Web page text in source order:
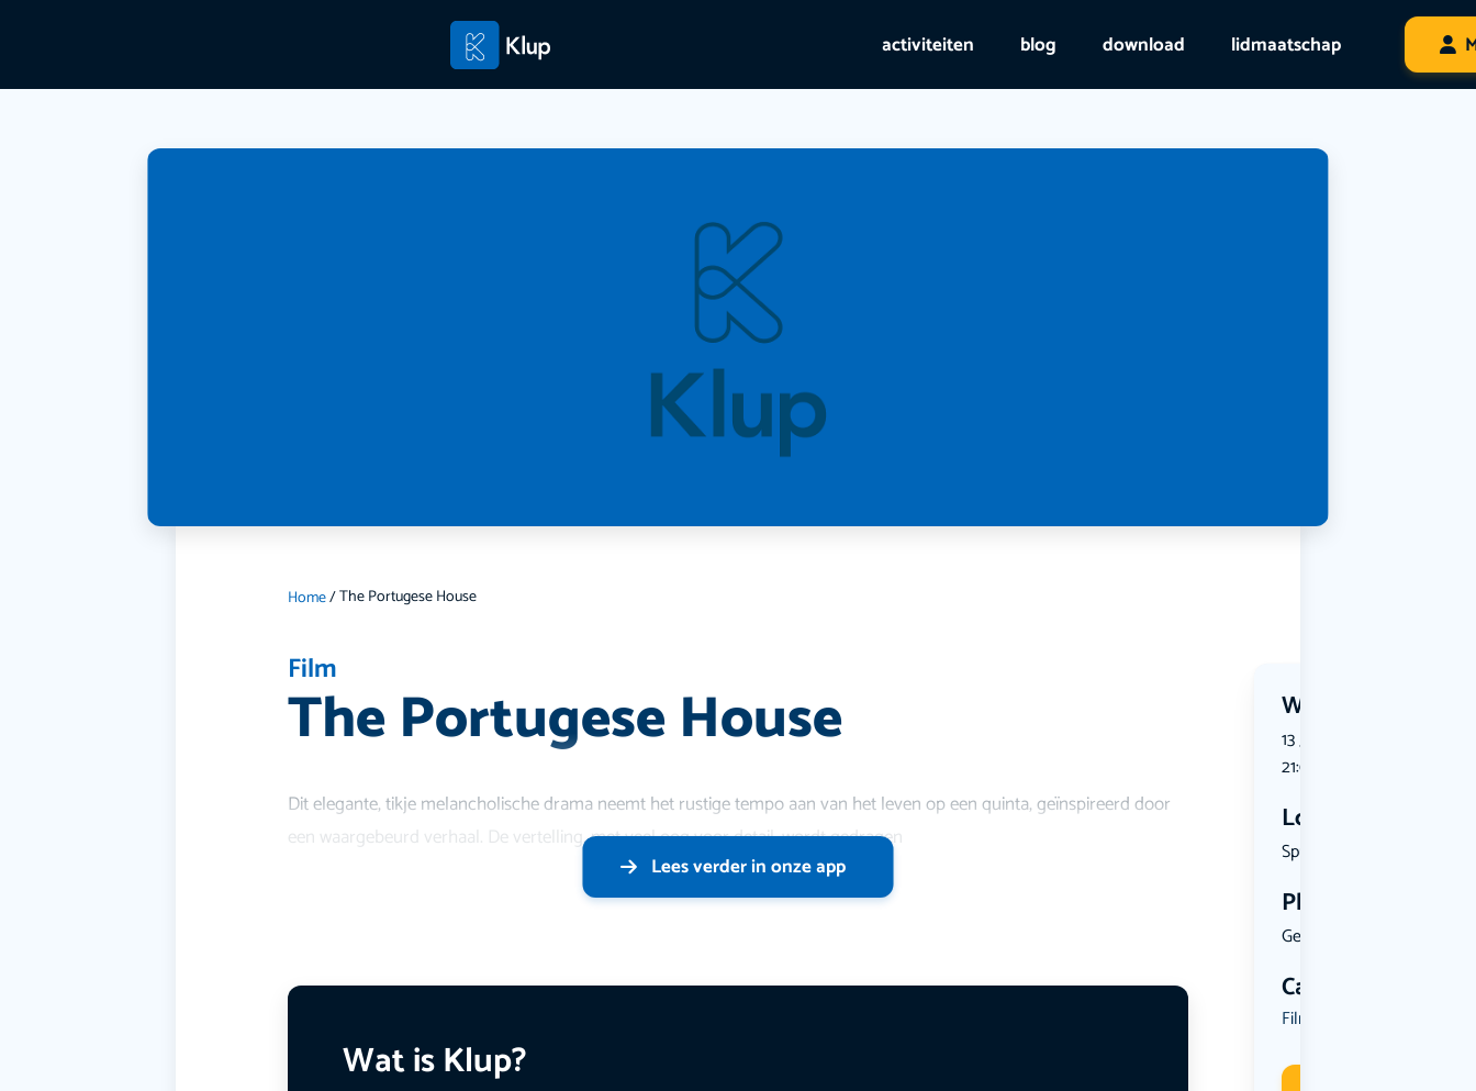
activiteiten blog download lidmaatschap
Home/The Portugese House
Film
The Portugese House Wanneer?
13 July 2026 | 19:00 tot 13
21:00
Locatie
Spui 191, ...
Plekken
Geen limiet
Categorie
Film
Dit elegante, tikje melancholische drama neemt het rustige tempo aan van het leven op een quinta, geïnspireerd door
een waargebeurd verhaal. De vertelling, met veel oog voor detail, wordt gedragen
Lees verder in onze app
Wat is Klup?